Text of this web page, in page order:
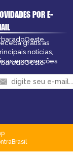
POR E-
grátis as
notícias,
e promoções